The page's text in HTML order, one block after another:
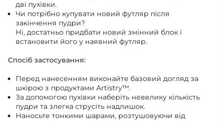
дві пухівки.
Чи потрібно купувати новий футляр після
закінчення пудри?
Ні, достатньо придбати новий змінний блок і
встановити його у наявний футляр.
Спосіб застосування:
Перед нанесенням виконайте базовий догляд за
шкірою з продуктами Artistry™.
За допомогою пухівки наберіть невелику кількість
пудри та злегка струсіть надлишок.
Наносьте тонкими шарами, розтушовуючи від